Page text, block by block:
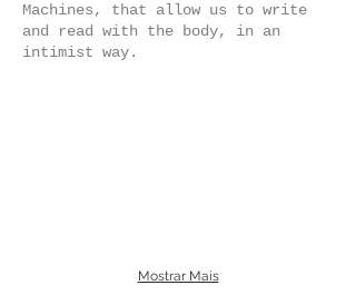
Machines, that allow us to write
and read with the body, in an
intimist way.
Mostrar Mais